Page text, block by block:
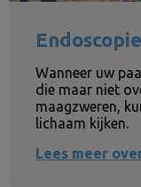
Endoscopie
Wanneer uw
die maar niet
maagzweren,
lichaam kijken.
Lees meer